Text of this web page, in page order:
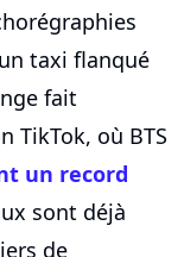
taxi flanqué
fait
TikTok, où BTS
un record
sont déjà
de